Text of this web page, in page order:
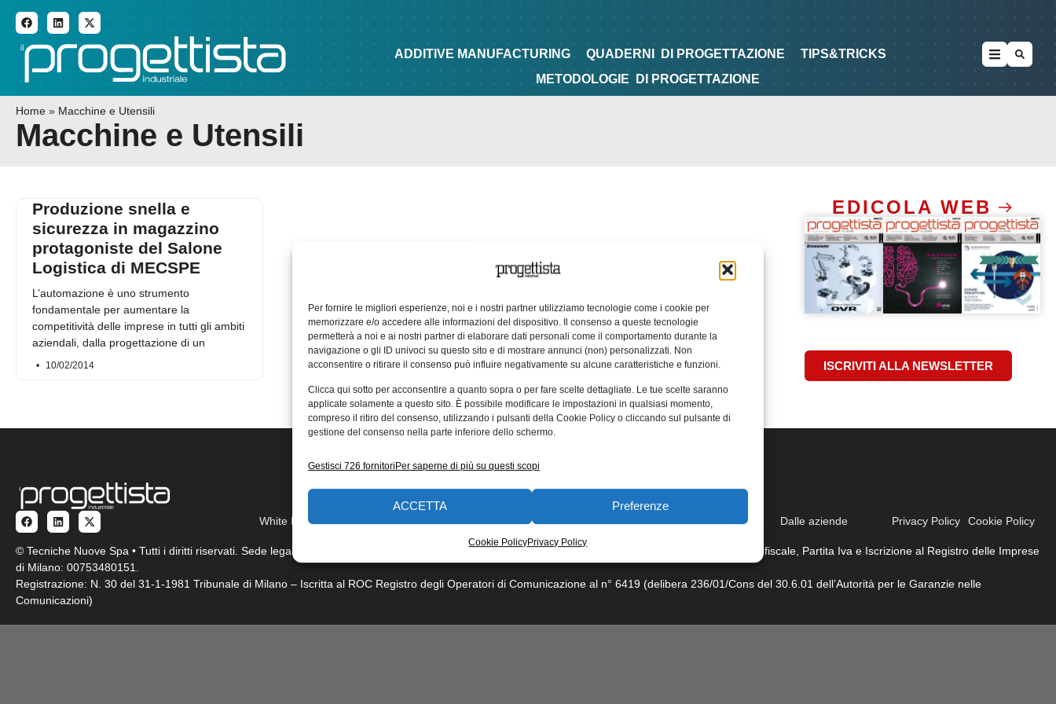
Per fornire le migliori esperienze, noi e i nostri partner utilizziamo tecnologie come i cookie per
memorizzare e/o accedere alle informazioni del dispositivo. Il consenso a queste tecnologie
permetterà a noi e ai nostri partner di elaborare dati personali come il comportamento durante la
navigazione o gli ID univoci su questo sito e di mostrare annunci (non) personalizzati. Non
acconsentire o ritirare il consenso può influire negativamente su alcune caratteristiche e funzioni.
Clicca qui sotto per acconsentire a quanto sopra o per fare scelte dettagliate. Le tue scelte saranno
applicate solamente a questo sito. È possibile modificare le impostazioni in qualsiasi momento,
compreso il ritiro del consenso, utilizzando i pulsanti della Cookie Policy o cliccando sul pulsante di
gestione del consenso nella parte inferiore dello schermo.
Gestisci 726 fornitoriPer saperne di più su questi scopi
ACCETTA Preferenze
Cookie PolicyPrivacy Policy
ADDITIVE MANUFACTURING QUADERNI DI PROGETTAZIONE TIPS&TRICKS METODOLOGIE DI PROGETTAZIONE
ADDITIVE MANUFACTURING QUADERNI DI PROGETTAZIONE
TIPS&TRICKS
METODOLOGIE
DI PROGETTAZIONE
Home » Macchine e Utensili
Macchine e Utensili
Produzione snella e
sicurezza in magazzino
protagoniste del Salone
Logistica di MECSPE
L’automazione è uno strumento
fondamentale per aumentare la
competitività delle imprese in tutti gli ambiti
aziendali, dalla progettazione di un
10/02/2014
EDICOLA WEB
ISCRIVITI ALLA NEWSLETTER
White Paper Calendario eventi Video Dalle aziende Privacy Policy Cookie Policy
© Tecniche Nuove Spa • Tutti i diritti riservati. Sede legale: Via Eritrea 21 – 20157 Milano. Capitale sociale: 5.000.000 euro interamente versati. Codice fiscale, Partita Iva e Iscrizione al Registro delle Imprese
di Milano: 00753480151.
Registrazione: N. 30 del 31-1-1981 Tribunale di Milano – Iscritta al ROC Registro degli Operatori di Comunicazione al n° 6419 (delibera 236/01/Cons del 30.6.01 dell’Autorità per le Garanzie nelle
Comunicazioni)